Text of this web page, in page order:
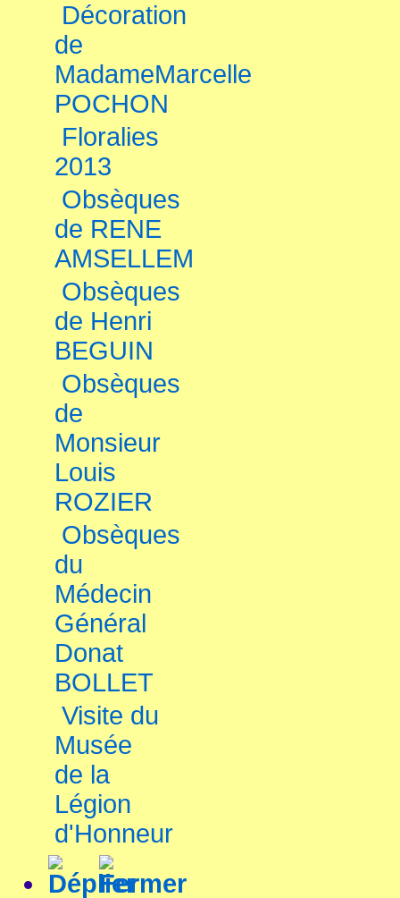
Décoration
de
MadameMarcelle
POCHON
Floralies
2013
Obsèques
de RENE
AMSELLEM
Obsèques
de Henri
BEGUIN
Obsèques
de
Monsieur
Louis
ROZIER
Obsèques
du
Médecin
Général
Donat
BOLLET
Visite du
Musée
de la
Légion
d'Honneur